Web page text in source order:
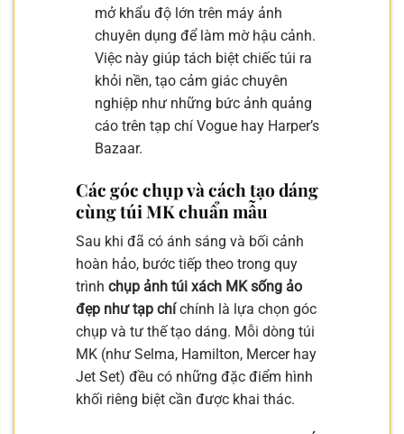
mở khẩu độ lớn trên máy ảnh
chuyên dụng để làm mờ hậu cảnh.
Việc này giúp tách biệt chiếc túi ra
khỏi nền, tạo cảm giác chuyên
nghiệp như những bức ảnh quảng
cáo trên tạp chí Vogue hay Harper’s
Bazaar.
Các góc chụp và cách tạo dáng
cùng túi MK chuẩn mẫu
Sau khi đã có ánh sáng và bối cảnh
hoàn hảo, bước tiếp theo trong quy
trình chụp ảnh túi xách MK sống ảo
đẹp như tạp chíchính là lựa chọn góc
chụp và tư thế tạo dáng. Mỗi dòng túi
MK (như Selma, Hamilton, Mercer hay
Jet Set) đều có những đặc điểm hình
khối riêng biệt cần được khai thác.